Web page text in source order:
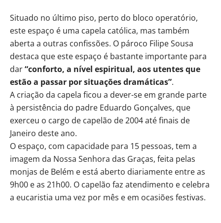
Situado no último piso, perto do bloco operatório,
este espaço é uma capela católica, mas também
aberta a outras confissões. O pároco Filipe Sousa
destaca que este espaço é bastante importante para
dar“conforto, a nível espiritual, aos utentes que
estão a passar por situações dramáticas”.
A criação da capela ficou a dever-se em grande parte
à persistência do padre Eduardo Gonçalves, que
exerceu o cargo de capelão de 2004 até finais de
Janeiro deste ano.
O espaço, com capacidade para 15 pessoas, tem a
imagem da Nossa Senhora das Graças, feita pelas
monjas de Belém e está aberto diariamente entre as
9h00 e as 21h00. O capelão faz atendimento e celebra
a eucaristia uma vez por mês e em ocasiões festivas.